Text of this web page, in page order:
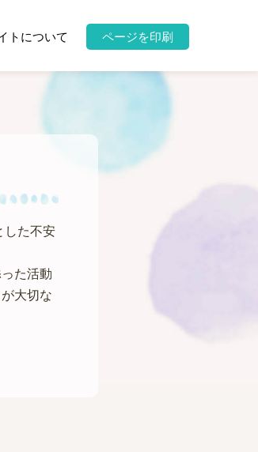
トについて ページを印刷
した不安
た活動
大切な